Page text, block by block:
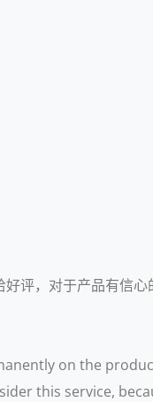
评，对于产品有信心
on the
this service,